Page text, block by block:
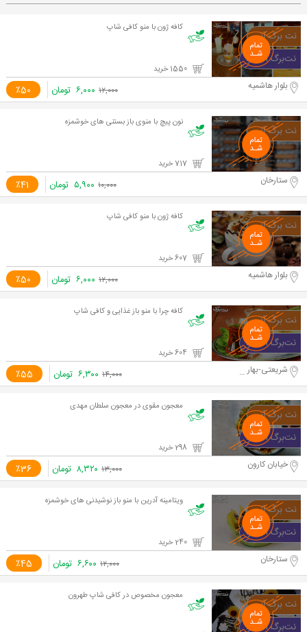
کافه ژون با منو کافی شاپ
٪50 بلوار هاشمیه ۱۲,۰۰۰ ۶,۰۰۰ تومان
نون پیچ با منوی باز بستنی های خوشمزه
٪41 ستارخان ۱۰,۰۰۰ ۵,۹۰۰ تومان
کافه ژون با منو کافی شاپ
٪50 بلوار هاشمیه ۱۲,۰۰۰ ۶,۰۰۰ تومان
کافه چرا با منو باز غذایی و کافی شاپ
٪55 شریعتی-بهار شیراز ۱۴,۰۰۰ ۶,۳۰۰ تومان
معجون مقوی در معجون سلطان مهدی
٪36 خیابان کارون ۱۳,۰۰۰ ۸,۳۲۰ تومان
ویتامینه آدرین با منو باز نوشیدنی های خوشمزه
٪45 ستارخان ۱۲,۰۰۰ ۶,۶۰۰ تومان
معجون مخصوص در کافی شاپ طهرون